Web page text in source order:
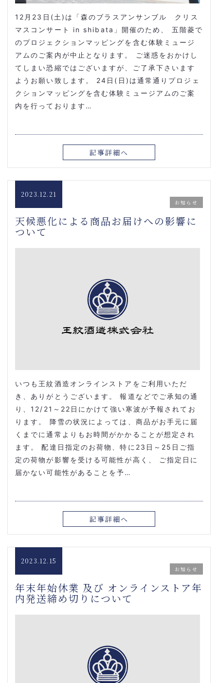
12月23日(土)は「森のブラスアンサンブル クリス
マス コンサート in shibata」開催のため、 五階菱で
のプロジェクションマッピングを含む体験ミュージ
アムのご案内が中止となります。 ご迷惑をおかけし
てしまい恐縮ではございますが、ご了承下さいます
ようお願い致します。 24日(日)は通常通りプロジェ
クションマッピングを含む体験ミュージアムのご案
内を行っております…
記事詳細へ
2023.12.21
お知らせ
天候悪化による商品お届けへの影響に
ついて
いつも王紋酒造オンラインストアをご利用いただ
き、ありがとうございます。 報道などでご承知の通
り、12/21～22日にかけて強い寒波が予報されてお
ります。 降雪の状況によっては、商品がお手元に届
くまでに通常よりもお時間がかかることが想定され
ます。 配達日指定のお荷物、特に23日～25日ご指
定の荷物が影響を受ける可能性が高く、 ご指定日に
届かない可能性があることを予…
記事詳細へ
2023.12.15
お知らせ
年末年始休業 及び オンラインストア年
内発送締め切りについて